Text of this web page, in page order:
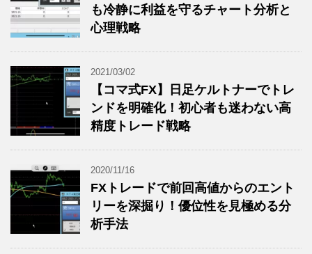
も冷静に利益を守るチャート分析と
心理戦略
2021/03/02
【コマ式FX】日足ケルトナーでトレ
ンドを明確化！初心者も迷わない高
精度トレード戦略
2020/11/16
FXトレードで前回高値からのエント
リーを深掘り！優位性を見極める分
析手法